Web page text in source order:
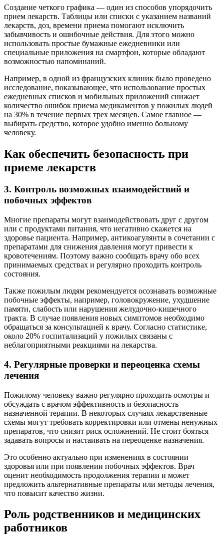
Создание четкого графика — один из способов упорядочить
прием лекарств. Таблицы или списки с указанием названий
лекарств, доз, времени приема помогают исключить
забывчивость и ошибочные действия. Для этого можно
использовать простые бумажные ежедневники или
специальные приложения на смартфон, которые обладают
возможностью напоминаний.
Например, в одной из французских клиник было проведено
исследование, показывающее, что использование простых
ежедневных списков и мобильных приложений снижает
количество ошибок приема медикаментов у пожилых людей
на 30% в течение первых трех месяцев. Самое главное —
выбирать средство, которое удобно именно больному
человеку.
Как обеспечить безопасность при
приеме лекарств
3. Контроль возможных взаимодействий и
побочных эффектов
Многие препараты могут взаимодействовать друг с другом
или с продуктами питания, что негативно скажется на
здоровье пациента. Например, антикоагулянты в сочетании с
препаратами для снижения давления могут привести к
кровотечениям. Поэтому важно сообщать врачу обо всех
принимаемых средствах и регулярно проходить контроль
состояния.
Также пожилым людям рекомендуется осознавать возможные
побочные эффекты, например, головокружение, ухудшение
памяти, слабость или нарушения желудочно-кишечного
тракта. В случае появления новых симптомов необходимо
обращаться за консультацией к врачу. Согласно статистике,
около 20% госпитализаций у пожилых связаны с
неблагоприятными реакциями на лекарства.
4. Регулярные проверки и переоценка схемы
лечения
Пожилому человеку важно регулярно проходить осмотры и
обсуждать с врачом эффективность и безопасность
назначенной терапии. В некоторых случаях лекарственные
схемы могут требовать корректировки или отмены ненужных
препаратов, что снизит риск осложнений. Не стоит бояться
задавать вопросы и настаивать на переоценке назначения.
Это особенно актуально при изменениях в состоянии
здоровья или при появлении побочных эффектов. Врач
оценит необходимость продолжения терапии и может
предложить альтернативные препараты или методы лечения,
что повысит качество жизни.
Роль родственников и медицинских
работников